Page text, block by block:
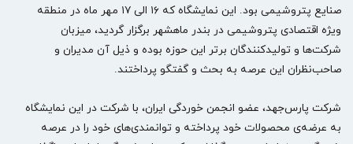
صنایع پتروشیمی بود. این نمایشگاه که ۱۶ الی ۱۷ مهر ماه در منطقه
ویژه اقتصادی پتروشیمی در بندر ماهشهر برگزار گردید، میزبان
شرکت‌ها و تولیدکنندگان برتر این حوزه بوده و ذیل آن مدیران و
صاحب‌نظران این عرصه به بحث و گفتگو پرداختند.
شرکت پارس‌جهد، عضو انجمن خوردگی ایران، با شرکت در این نمایشگاه
به عرضه‌ی محصولات خود پرداخته و توانمندی‌های خود را در عرصه